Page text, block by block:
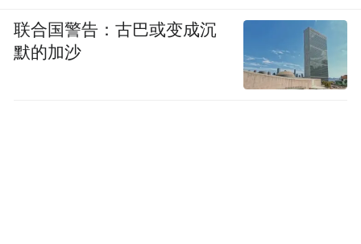
联合国警告：古巴或变成沉
默的加沙